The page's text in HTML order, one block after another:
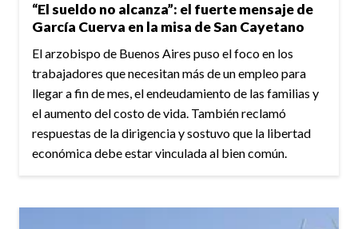
“El sueldo no alcanza”: el fuerte mensaje de
García Cuerva en la misa de San Cayetano
El arzobispo de Buenos Aires puso el foco en los
trabajadores que necesitan más de un empleo para
llegar a fin de mes, el endeudamiento de las familias y
el aumento del costo de vida. También reclamó
respuestas de la dirigencia y sostuvo que la libertad
económica debe estar vinculada al bien común.